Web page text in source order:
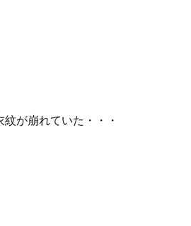
が崩れていた・・・